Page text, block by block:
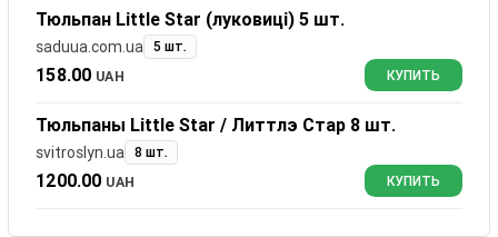
Тюльпан Little Star (луковиці) 5 шт.
saduua.com.ua 5 шт.
158.00 UAH КУПИТЬ
Тюльпаны Little Star / Литтлэ Стар 8 шт.
svitroslyn.ua 8 шт.
1200.00 UAH КУПИТЬ